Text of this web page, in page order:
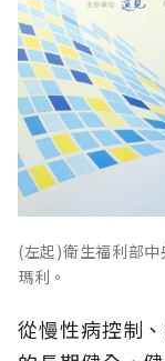
(左起)衛生福利部
瑪利。
從慢性病控制